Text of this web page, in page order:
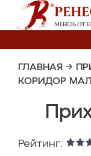
ГЛАВНАЯ →
КОРИДОР
Рейтинг: